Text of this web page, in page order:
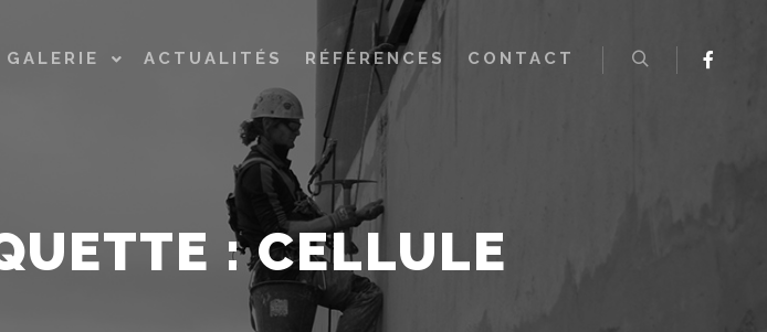
GALERIE ACTUALITÉS RÉFÉRENCES CONTACT
:CELLULE